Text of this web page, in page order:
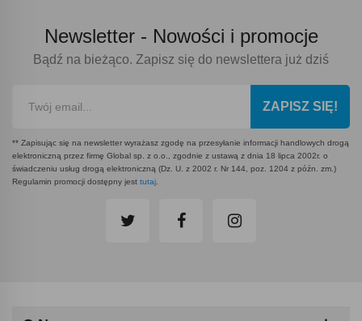
Newsletter - Nowości i promocje
Bądź na bieżąco. Zapisz się do newslettera już dziś
ZAPISZ SIĘ!
** Zapisując się na newsletter wyrażasz zgodę na przesyłanie informacji handlowych drogą
elektroniczną przez firmę Global sp. z o.o., zgodnie z ustawą z dnia 18 lipca 2002r. o
świadczeniu usług drogą elektroniczną (Dz. U. z 2002 r. Nr 144, poz. 1204 z późn. zm.)
Regulamin promocji dostępny jest tutaj.